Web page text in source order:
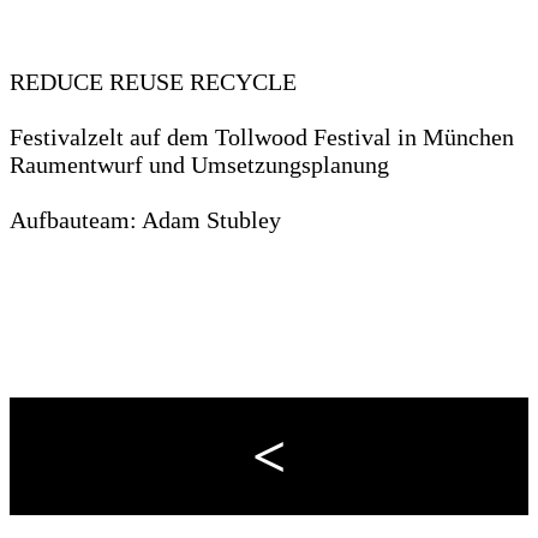
REDUCE REUSE RECYCLE
Festivalzelt auf dem Tollwood Festival in München
Raumentwurf und Umsetzungsplanung
Aufbauteam: Adam Stubley
<